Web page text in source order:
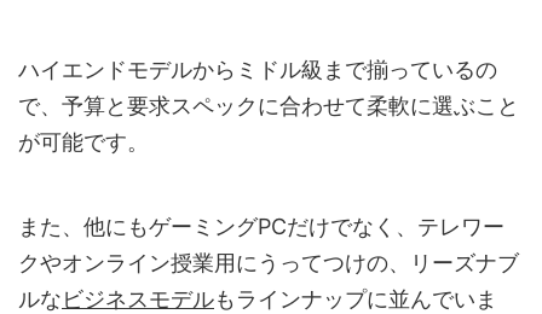
ハイエンドモデルからミドル級まで揃っているの
で、予算と要求スペックに合わせて柔軟に選ぶこと
が可能です。
また、他にもゲーミングPCだけでなく、テレワー
クやオンライン授業用にうってつけの、リーズナブ
ルなビジネスモデルもラインナップに並んでいま